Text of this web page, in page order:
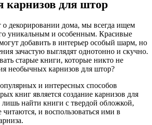
карнизов для штор
о декорировании дома, мы всегда ищем
уникальным и особенным. Красивые
добавить в интерьер особый шарм, но
зачастую выглядят однотонно и скучно.
старые книги, которые никто не
необычных карнизов для штор?
и интересных способов
книг является создание карнизов для
найти книги с твердой обложкой,
и воспользоваться ими в